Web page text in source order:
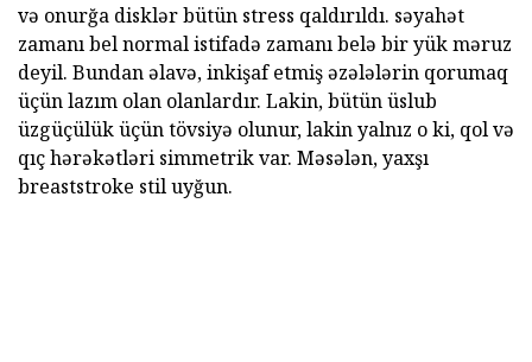
və onurğa disklər bütün stress qaldırıldı. səyahət
zamanı bel normal istifadə zamanı belə bir yük məruz
deyil. Bundan əlavə, inkişaf etmiş əzələlərin qorumaq
üçün lazım olan olanlardır. Lakin, bütün üslub
üzgüçülük üçün tövsiyə olunur, lakin yalnız o ki, qol və
qıç hərəkətləri simmetrik var. Məsələn, yaxşı
breaststroke stil uyğun.